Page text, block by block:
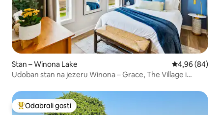
Stan – Winona Lake Prosječna
4,96 (84)
Udoban stan na jezeru Winona – Grace, The Village i
Među najviše rangiranima s oznakom „Odabrali gosti”
Odabrali gosti